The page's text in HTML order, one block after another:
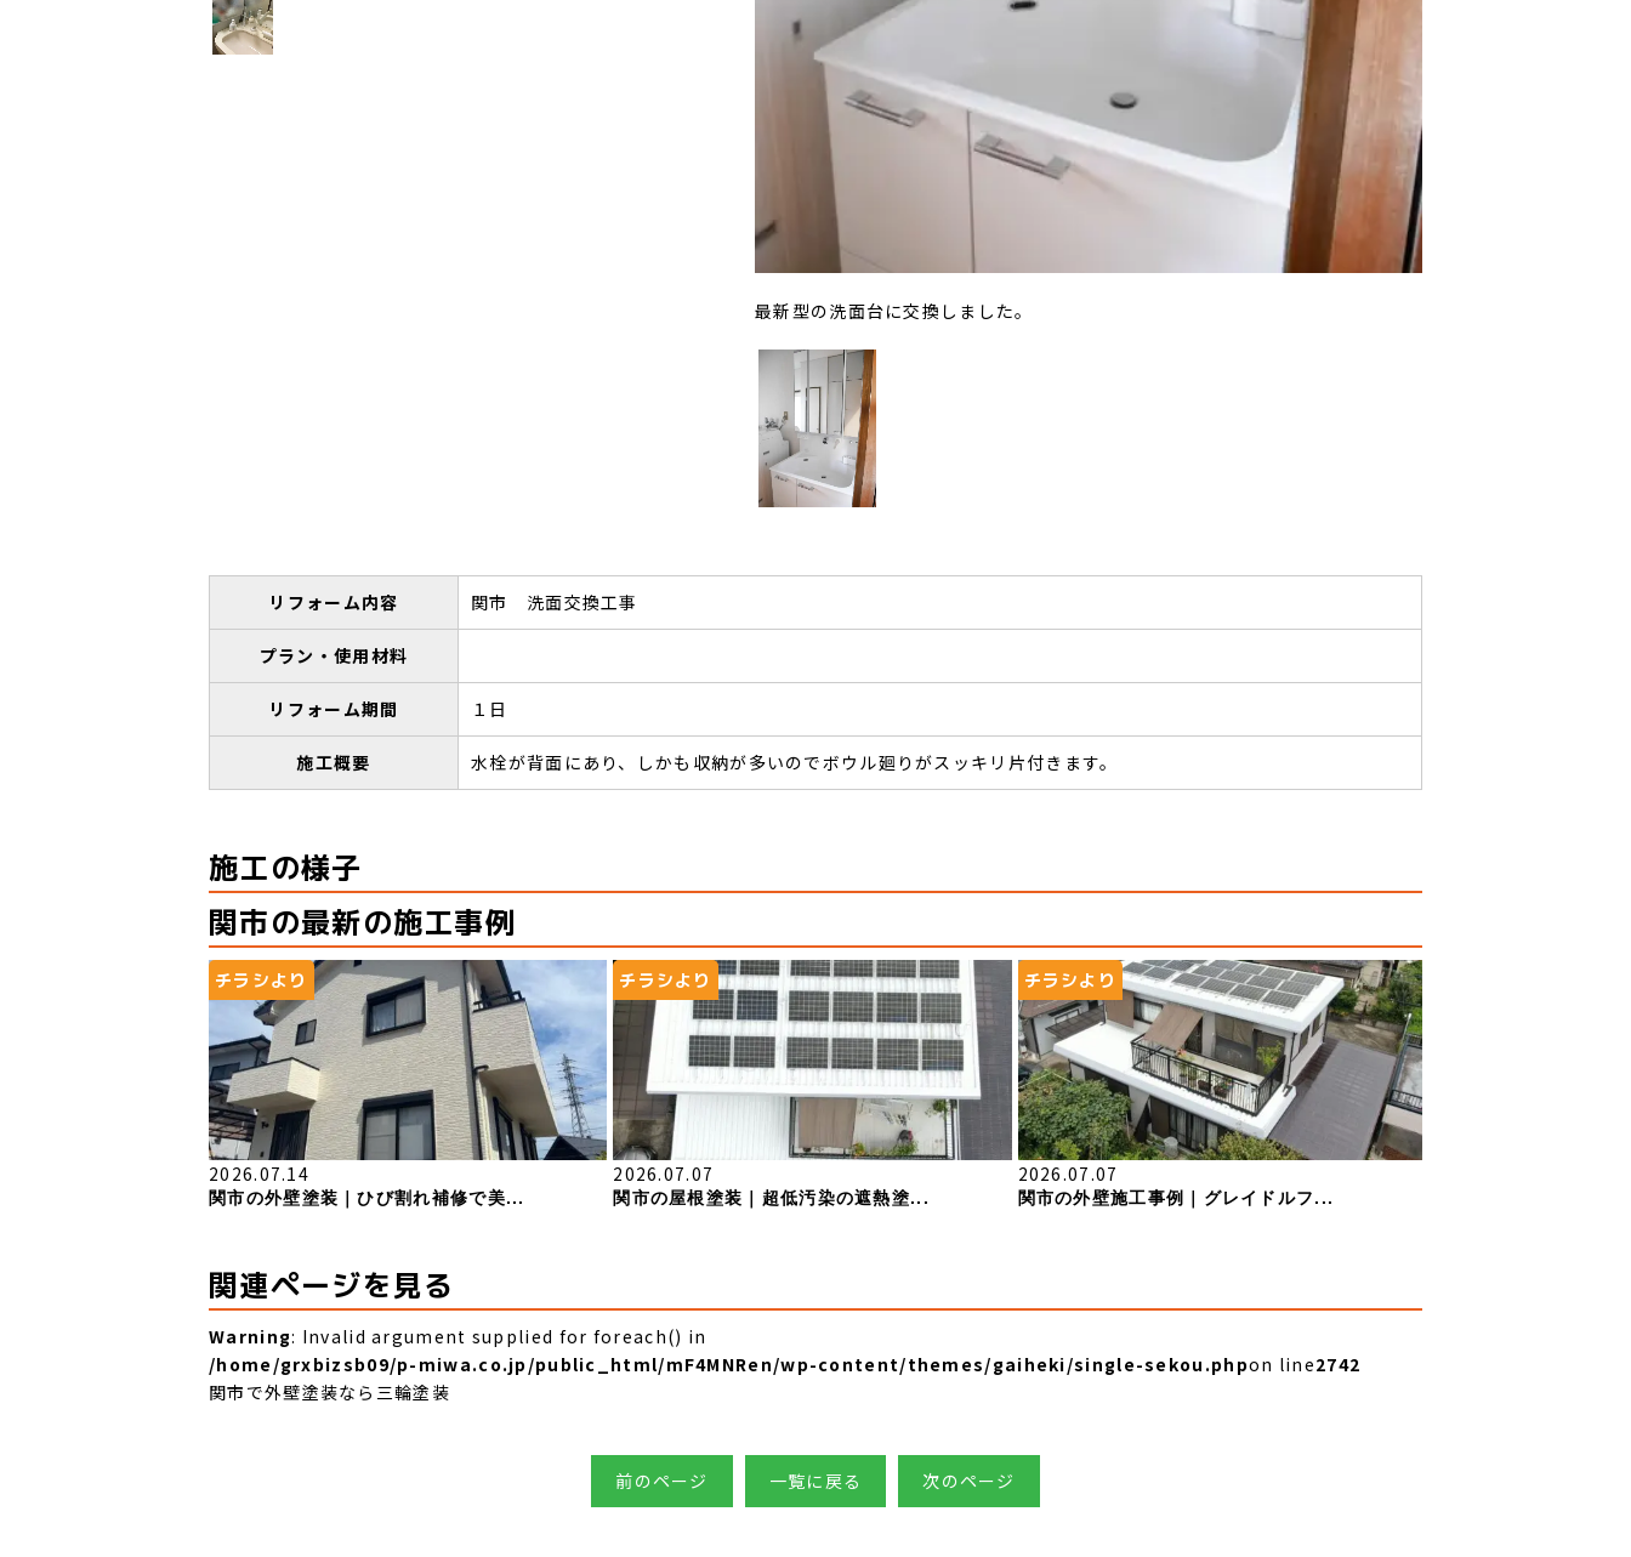
最新型の洗面台に交換しました。
リフォーム内容 関市 洗面交換工事
プラン・使用材料
リフォーム期間 １日
施工概要 水栓が背面にあり、しかも収納が多いのでボウル廻りがスッキリ片付きます。
施工の様子
関市の最新の施工事例
チラシより
2026.07.14
関市の外壁塗装｜ひび割れ補修で美...
チラシより
2026.07.07
関市の屋根塗装｜超低汚染の遮熱塗...
チラシより
2026.07.07
関市の外壁施工事例｜グレイドルフ...
関連ページを見る
Warning: Invalid argument supplied for foreach() in
/home/grxbizsb09/p-miwa.co.jp/public_html/mF4MNRen/wp-content/themes/gaiheki/single-sekou.phpon line2742
関市で外壁塗装なら三輪塗装
前のページ 一覧に戻る 次のページ